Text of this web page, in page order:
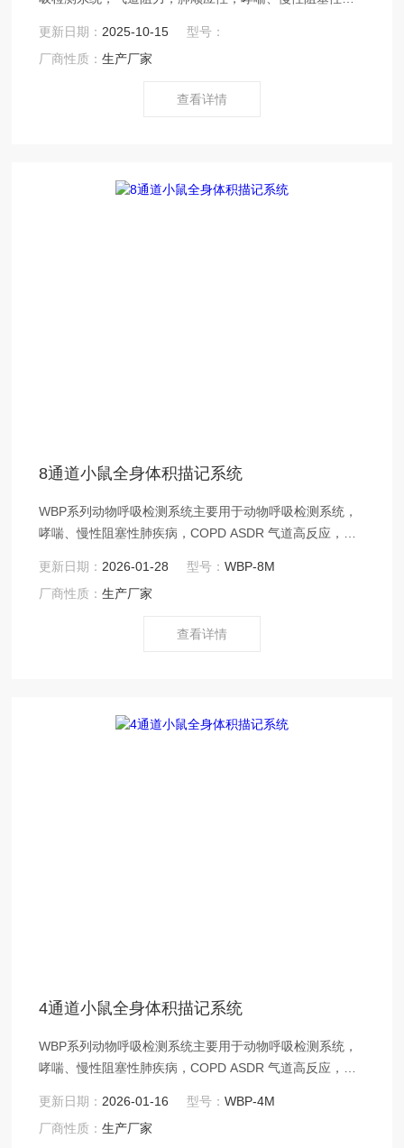
道炎症，急性肺损伤，DSI EMMS EMKA 呼吸频率，潮气
量，Z大吸气流量， Z大呼气流量，分钟通气量，动物肺功
更新日期： 2025-10-15
型号：
厂商性质：生产厂家
查看详情
8通道小鼠全身体积描记系统
WBP系列动物呼吸检测系统主要用于动物呼吸检测系统，
哮喘、慢性阻塞性肺疾病，COPD ASDR 气道高反应，全
EMKA，呼吸频率，潮气量，Z大吸气流量， Z大呼气流
量，分钟通气量，动物肺功能检测等研究实验。
更新日期： 2026-01-28 型号：WBP-8M
厂商性质：生产厂家
查看详情
4通道小鼠全身体积描记系统
WBP系列动物呼吸检测系统主要用于动物呼吸检测系统，
哮喘、慢性阻塞性肺疾病，COPD ASDR 气道高反应，全
EMKA，呼吸频率，潮气量，Z大吸气流量， Z大呼气流
量，分钟通气量，动物肺功能检测等研究实验。
更新日期： 2026-01-16 型号：WBP-4M
厂商性质：生产厂家